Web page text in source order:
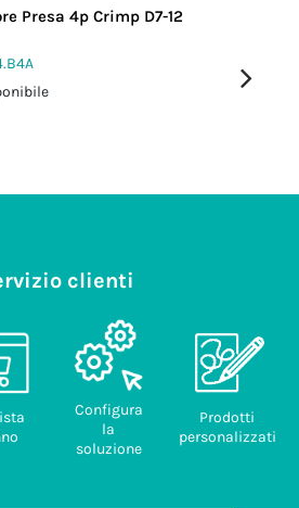
Presa 4p Crimp D7-12
Prezzo
clienti
Configura
la
soluzione
Prodotti
personalizzati